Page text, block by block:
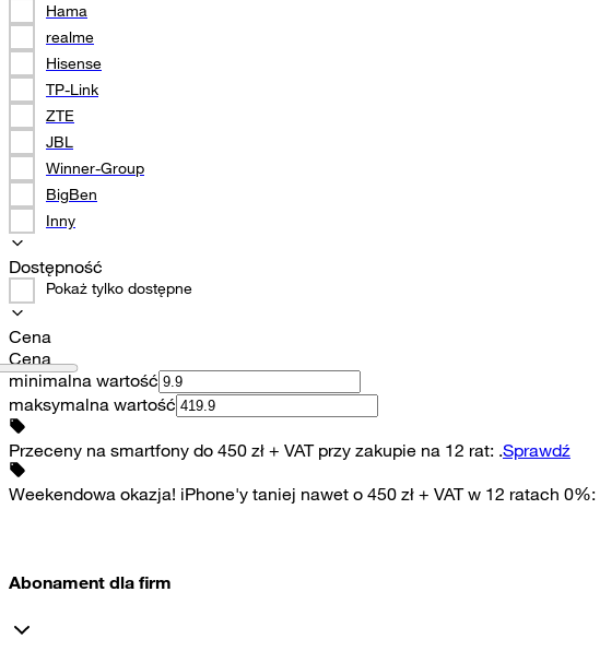
Hama
realme
Hisense
TP-Link
ZTE
JBL
Winner-Group
BigBen
Inny
Dostępność
Pokaż tylko dostępne
Cena
Cena
minimalna wartość
maksymalna wartość
Przeceny na smartfony do 450 zł + VAT przy zakupie na 12 rat: .Sprawdź
Weekendowa okazja! iPhone'y taniej nawet o 450 zł + VAT w 12 ratach 0%:
Abonament dla firm